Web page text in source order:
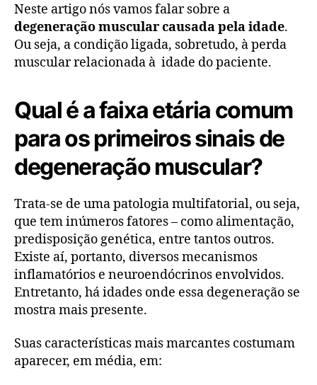
Neste artigo nós vamos falar sobre a
degeneração muscular causada pela idade.
Ou seja, a condição ligada, sobretudo, à perda
muscular relacionada à idade do paciente.
Qual é a faixa etária comum
para os primeiros sinais de
degeneração muscular?
Trata-se de uma patologia multifatorial, ou seja,
que tem inúmeros fatores – como alimentação,
predisposição genética, entre tantos outros.
Existe aí, portanto, diversos mecanismos
inflamatórios e neuroendócrinos envolvidos.
Entretanto, há idades onde essa degeneração se
mostra mais presente.
Suas características mais marcantes costumam
aparecer, em média, em: